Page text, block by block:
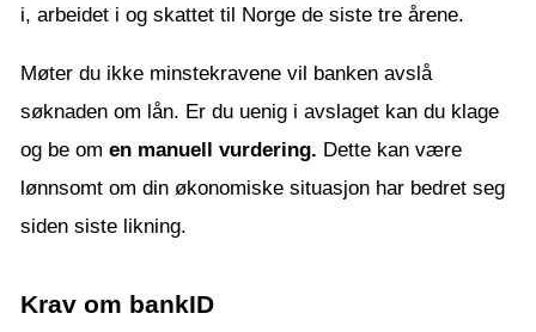
i, arbeidet i og skattet til Norge de siste tre årene.
Møter du ikke minstekravene vil banken avslå
søknaden om lån. Er du uenig i avslaget kan du klage
og be om en manuell vurdering. Dette kan være
lønnsomt om din økonomiske situasjon har bedret seg
siden siste likning.
Krav om bankID